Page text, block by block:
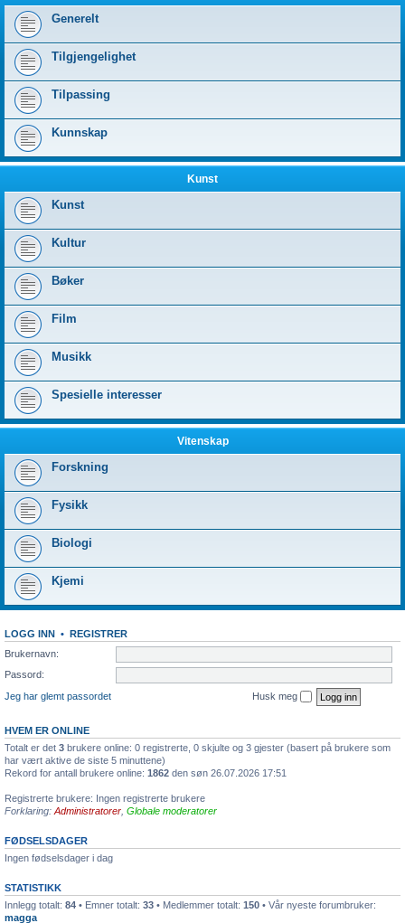
Generelt
Tilgjengelighet
Tilpassing
Kunnskap
Kunst
Kunst
Kultur
Bøker
Film
Musikk
Spesielle interesser
Vitenskap
Forskning
Fysikk
Biologi
Kjemi
LOGG INN • REGISTRER
Brukernavn:
Passord:
Jeg har glemt passordet
Husk meg
HVEM ER ONLINE
Totalt er det 3 brukere online: 0 registrerte, 0 skjulte og 3 gjester (basert på brukere som
har vært aktive de siste 5 minuttene)
Rekord for antall brukere online: 1862 den søn 26.07.2026 17:51
Registrerte brukere: Ingen registrerte brukere
Forklaring: Administratorer Globale moderatorer
FØDSELSDAGER
Ingen fødselsdager i dag
STATISTIKK
Innlegg totalt: 84 • Emner totalt: 33 • Medlemmer totalt: 150 • Vår nyeste forumbruker:
magga